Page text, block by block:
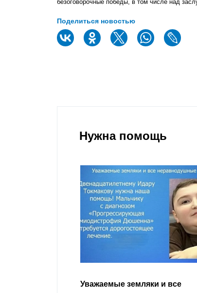
безоговорочные победы, в том числе над
Поделиться новостью
Нужна помощь
Уважаемые земляки и все